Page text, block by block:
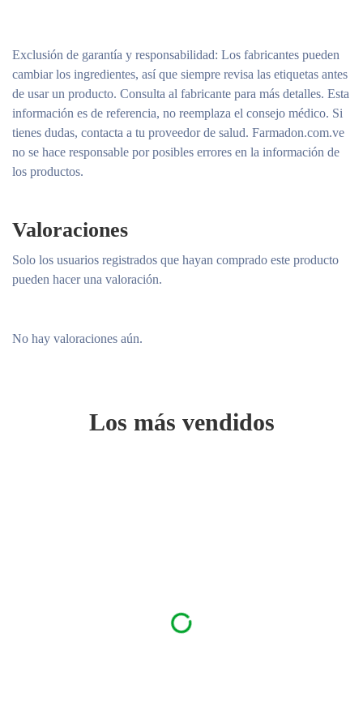
Exclusión de garantía y responsabilidad: Los fabricantes pueden
cambiar los ingredientes, así que siempre revisa las etiquetas antes
de usar un producto. Consulta al fabricante para más detalles. Esta
información es de referencia, no reemplaza el consejo médico. Si
tienes dudas, contacta a tu proveedor de salud. Farmadon.com.ve
no se hace responsable por posibles errores en la información de
los productos.
Valoraciones
No hay valoraciones aún.
Solo los usuarios registrados que hayan comprado este producto
pueden hacer una valoración.
Los más vendidos